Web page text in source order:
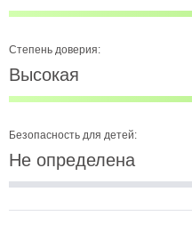
Степень доверия:
Высокая
Безопасность для детей:
Не определена